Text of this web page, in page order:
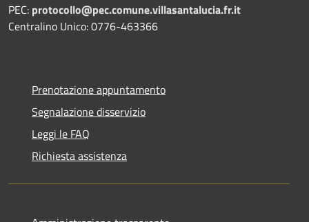
PEC: protocollo@pec.comune.villasantalucia.fr.it
Centralino Unico: 0776-463366
Prenotazione appuntamento
Segnalazione disservizio
Leggi le FAQ
Richiesta assistenza